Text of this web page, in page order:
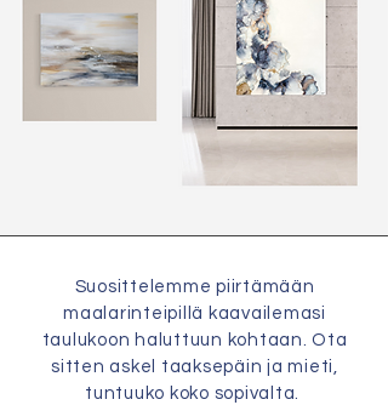
Suosittelemme piirtämään
maalarinteipillä kaavailemasi
taulukoon haluttuun kohtaan. Ota
sitten askel taaksepäin ja mieti,
tuntuuko koko sopivalta.